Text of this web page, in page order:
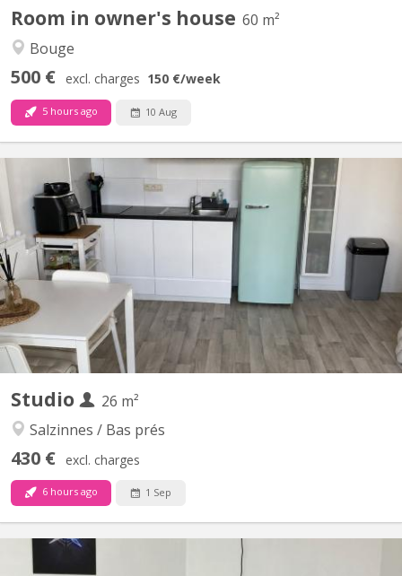
Room in owner's house 60 m²
Bouge
500 € excl. charges 150 €/week
5 hours ago 10 Aug
Studio
26 m²
Salzinnes / Bas prés
430 € excl. charges
6 hours ago 1 Sep
KN 5903
Studio de 26 m2 totalement rénové, dans un immeuble
actuellement occupé par des étudiantes. Entièrement privatif
comprenant cuisine avec points de cuisson, hotte, nombreux
meubles de rangement, frigo, congélateur, table et chaises, 1
bureau avec chaise de bureau, salle de douche (italienne)...